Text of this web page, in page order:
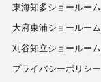
東海知多ショールーム
大府東浦ショールーム
刈谷知立ショールーム
プライバシーポリシー